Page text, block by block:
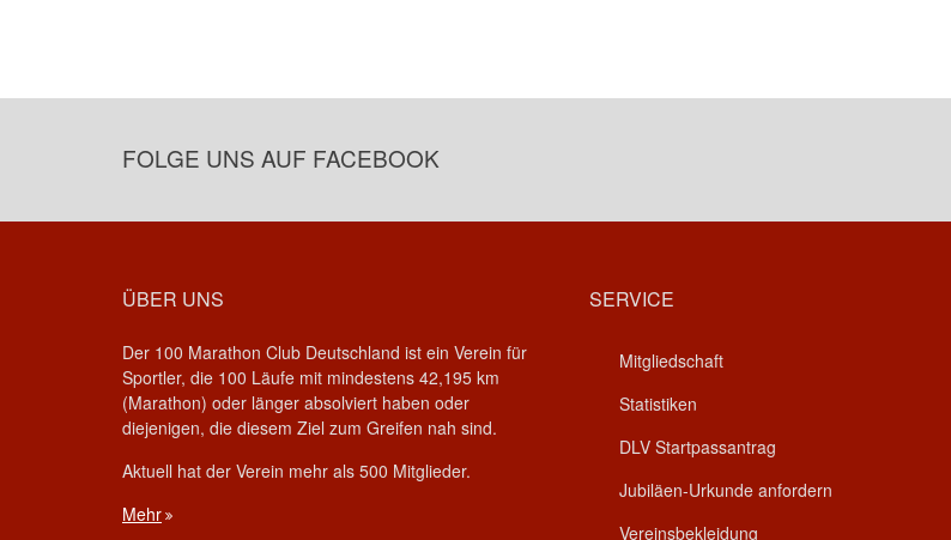
FOLGE UNS AUF FACEBOOK
ÜBER UNS
Der 100 Marathon Club Deutschland ist ein Verein für
Sportler, die 100 Läufe mit mindestens 42,195 km
(Marathon) oder länger absolviert haben oder
diejenigen, die diesem Ziel zum Greifen nah sind.
Aktuell hat der Verein mehr als 500 Mitglieder.
Mehr
SERVICE
Mitgliedschaft
Statistiken
DLV Startpassantrag
Jubiläen-Urkunde anfordern
Vereinsbekleidung